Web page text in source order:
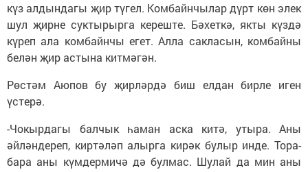
күз алдындагы җир түгел. Комбайнчылар дүрт көн элек
шул җирне суктырырга кереште. Бәхеткә, якты күздә
күреп ала комбайнчы егет. Алла сакласын, комбайны
белән җир астына китмәгән.
Рөстәм Аюпов бу җирләрдә биш елдан бирле иген
үстерә.
-Чокырдагы балчык һаман аска китә, утыра. Аны
әйләндереп, киртәләп алырга кирәк булыр инде. Тора-
бара аны күмдермичә дә булмас. Шулай да мин аны